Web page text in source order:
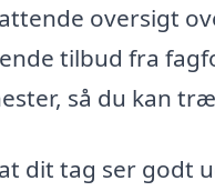
oversigt
tilbud fra
så du kan
dit tag ser